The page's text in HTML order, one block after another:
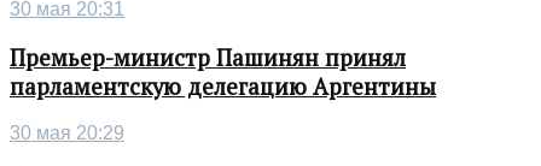
30 мая 20:31
Премьер-министр Пашинян принял
парламентскую делегацию Аргентины
30 мая 20:29